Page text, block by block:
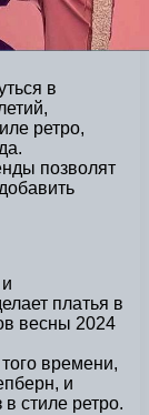
в
ретро,
позволят
платья в
весны 2024
времени,
и
стиле ретро.